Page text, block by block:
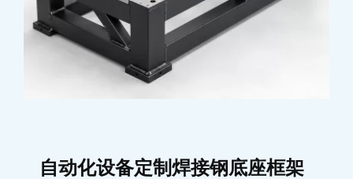
自动化设备定制焊接钢底座框架